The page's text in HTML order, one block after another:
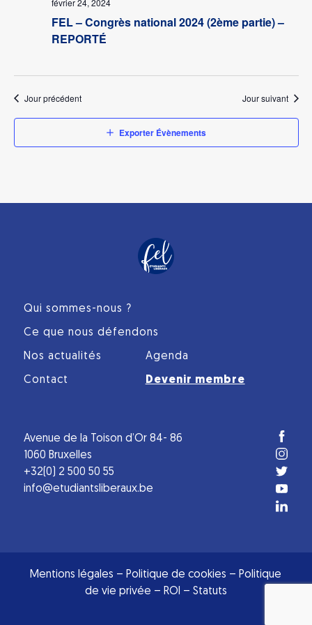
FEL – Congrès national 2024 (2ème partie) –
REPORTÉ
Jour précédent Jour suivant
Exporter Évènements
Qui sommes-nous ?
Ce que nous défendons
Nos actualités Agenda
Contact Devenir membre
Avenue de la Toison d’Or 84- 86
1060 Bruxelles
+32(0) 2 500 50 55
info@etudiantsliberaux.be
Mentions légales – Politique de cookies – Politique
de vie privée – ROI – Statuts